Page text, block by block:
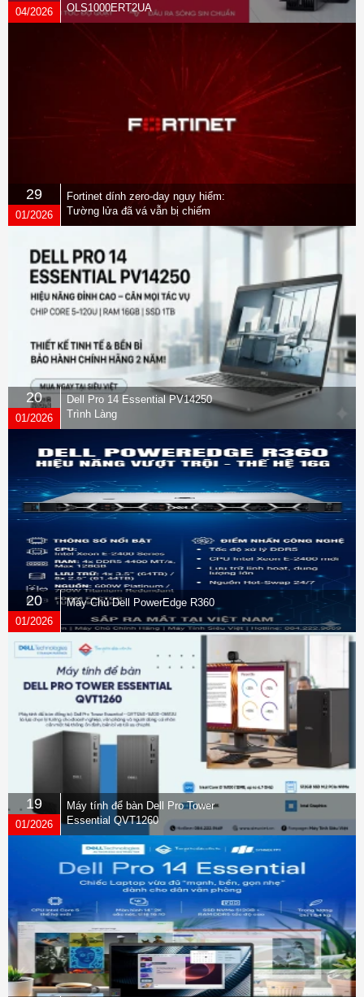
04/2026
OLS1000ERT2UA
29
01/2026
Fortinet dính zero-day nguy hiểm:
Tường lửa đã vá vẫn bị chiếm
quyền
20
01/2026
Dell Pro 14 Essential PV14250
Trình Làng
20
01/2026
Máy Chủ Dell PowerEdge R360
19
01/2026
Máy tính để bàn Dell Pro Tower
Essential QVT1260